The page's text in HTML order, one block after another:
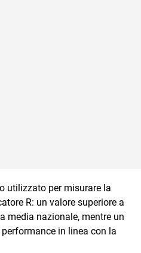
utilizzato per misurare la
R: un valore superiore a
media nazionale, mentre un
in linea con la